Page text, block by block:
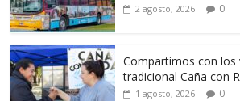
2 agosto, 2026 0
Compartimos con los
tradicional Caña con
1 agosto, 2026 0